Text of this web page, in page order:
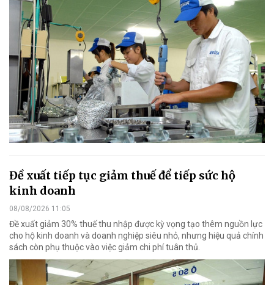
Đề xuất tiếp tục giảm thuế để tiếp sức hộ
kinh doanh
08/08/2026 11:05
Đề xuất giảm 30% thuế thu nhập được kỳ vọng tạo thêm nguồn lực
cho hộ kinh doanh và doanh nghiệp siêu nhỏ, nhưng hiệu quả chính
sách còn phụ thuộc vào việc giảm chi phí tuân thủ.